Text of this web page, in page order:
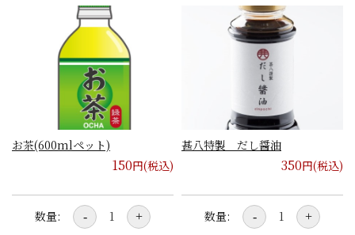
お茶(600mlペット)
150円(税込)
数量: - +
甚八特製 だし醤油
350円(税込)
数量: - +